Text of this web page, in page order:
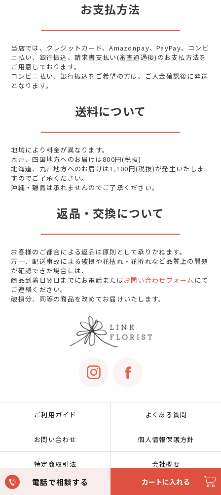
電話で相談する カートに入れる
お支払方法
当店では、クレジットカード、Amazonpay、PayPay、コンビ
ニ払い、銀行振込、請求書支払い(審査通過後)のお支払方法を
ご用意しております。
コンビニ払い、銀行振込をご希望の方は、ご入金確認後に発送
となります。
送料について
地域により料金が異なります。
本州、四国地方へのお届けは800円(税抜)
北海道、九州地方へのお届けは1,100円(税抜)が発生いたしま
すのでご了承ください。
沖縄・離島は承れませんのでご了承ください。
返品・交換について
お客様のご都合による返品は原則として承りかねます。
万一、配送事故による破損や花枯れ・花折れなど品質上の問題
が確認できた場合には、
商品到着日翌日までにお電話またはお問い合わせフォーム にて
ご連絡ください。
破損分、同等の商品を改めてお届けいたします。
ご利用ガイド よくある質問
お問い合わせ 個人情報保護方針
特定商取引法 会社概要
会員規約 利用規約